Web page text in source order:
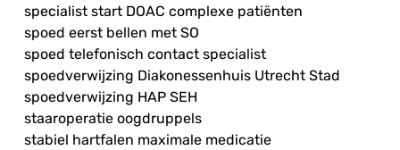
specialist start DOAC complexe patiënten
spoed eerst bellen met SO
spoed telefonisch contact specialist
spoedverwijzing Diakonessenhuis Utrecht Stad
spoedverwijzing HAP SEH
staaroperatie oogdruppels
stabiel hartfalen maximale medicatie